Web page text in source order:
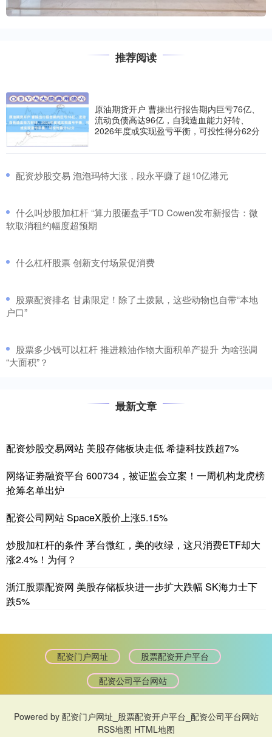
推荐阅读
原油期货开户 曹操出行报告期内巨亏76亿、
流动负债高达96亿，自我造血能力好转、
2026年度或实现盈亏平衡，可投性得分62分
​配资炒股交易 泡泡玛特大涨，段永平赚了超10亿港元
​什么叫炒股加杠杆 “算力股砸盘手”TD Cowen发布新报告：微
软取消租约幅度超预期
​什么杠杆股票 创新支付场景促消费
​股票配资排名 甘肃限定！除了土拨鼠，这些动物也自带“本地
户口”
​股票多少钱可以杠杆 推进粮油作物大面积单产提升 为啥强调
“大面积”？
最新文章
配资炒股交易网站 美股存储板块走低 希捷科技跌超7%
网络证劵融资平台 600734，被证监会立案！一周机构龙虎榜
抢筹名单出炉
配资公司网站 SpaceX股价上涨5.15%
炒股加杠杆的条件 茅台微红，美的收绿，这只消费ETF却大
涨2.4%！为何？
浙江股票配资网 美股存储板块进一步扩大跌幅 SK海力士下
跌5%
配资门户网址
股票配资开户平台
配资公司平台网站
Powered by 配资门户网址_股票配资开户平台_配资公司平台网站
RSS地图 HTML地图